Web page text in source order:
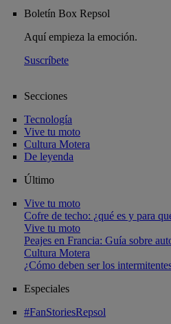
Boletín Box Repsol
Aquí empieza la emoción.
Suscríbete
Secciones
Tecnología
Vive tu moto
Cultura Motera
De leyenda
Último
Vive tu moto
Cofre de techo: ¿qué es y para
Vive tu moto
Peajes en Francia: Guía sobre
Cultura Motera
¿Cómo deben ser los
Especiales
#FanStoriesRepsol